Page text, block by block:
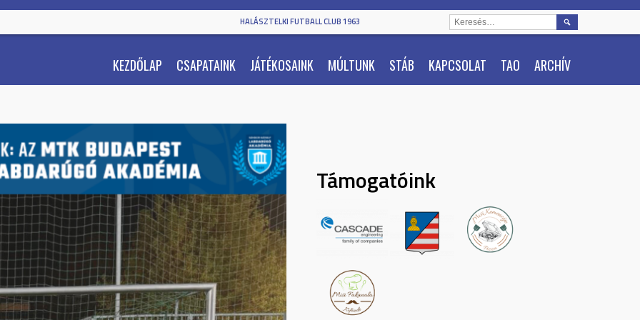
HALÁSZTELKI FUTBALL CLUB 1963
KEZDŐLAP CSAPATAINK JÁTÉKOSAINK MÚLTUNK STÁB KAPCSOLAT TAO ARCHÍV
KERESÉS:
Támogatóink